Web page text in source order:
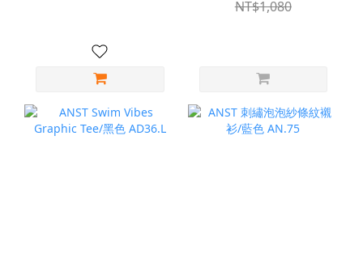
NT$1,080